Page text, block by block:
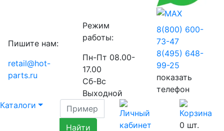
Пишите нам:
retail@hot-
parts.ru
Режим
работы:
Пн-Пт 08.00-
17.00
Сб-Вс
Выходной
8(800) 600-
73-47
8(495) 648-
99-25
показать
телефон
Каталоги
0 шт.